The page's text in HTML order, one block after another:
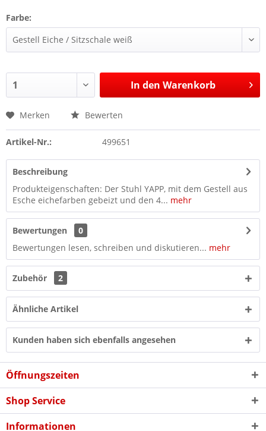
Farbe:
In den Warenkorb
Merken Bewerten
Artikel-Nr.: 499651
Beschreibung
Produkteigenschaften: Der Stuhl YAPP, mit dem Gestell aus
Esche eichefarben gebeizt und den 4... mehr
Bewertungen
0
Bewertungen lesen, schreiben und diskutieren... mehr
Zubehör 2
Ähnliche Artikel
Kunden haben sich ebenfalls angesehen
Öffnungszeiten
Shop Service
Informationen